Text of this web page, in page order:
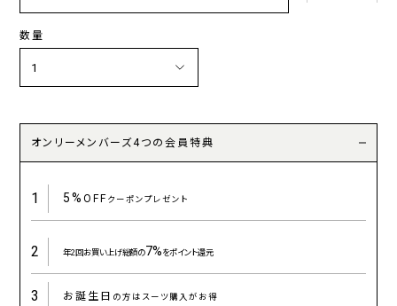
数量
オンリーメンバーズ4つの会員特典
1 5%OFFクーポンプレゼント
2 年2回お買い上げ総額の7%をポイント還元
3 お誕生日 の方はスーツ購入がお得